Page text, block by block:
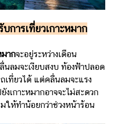
การเที่ยวเกาะหมาก
มากจะอยู่ระหว่างเดือน
ลมจะเงียบสงบ ท้องฟ้าปลอด
เที่ยวได้ แต่คลื่นลมจะแรง
งเกาะหมากอาจจะไม่สะดวก
ให้ทำน้อยกว่าช่วงหน้าร้อน